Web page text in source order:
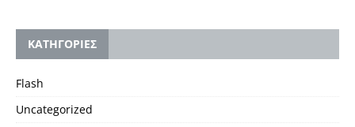
KΑΤΗΓΟΡΙΕΣ
Flash
Uncategorized